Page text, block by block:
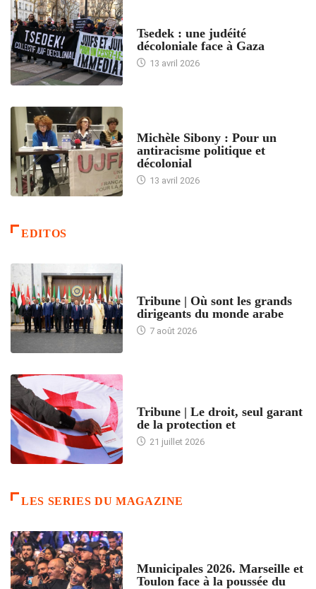
Tsedek : une judéité
décoloniale face à Gaza
13 avril 2026
Michèle Sibony : Pour un
antiracisme politique et
décolonial
13 avril 2026
EDITOS
Tribune | Où sont les grands
dirigeants du monde arabe
7 août 2026
Tribune | Le droit, seul garant
de la protection et
21 juillet 2026
LES SERIES DU MAGAZINE
Municipales 2026. Marseille et
Toulon face à la poussée du